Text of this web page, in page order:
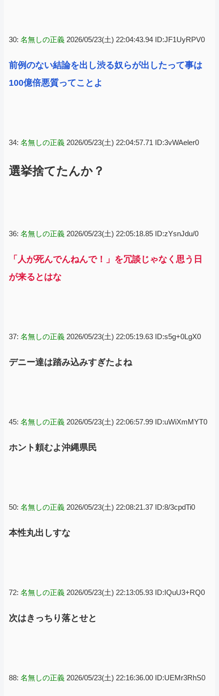
30: 名無しの正義 2026/05/23(土) 22:04:43.94 ID:JF1UyRPV0
前例のない結論を出し渋る奴らが出したって事は
100億倍悪質ってことよ
34: 名無しの正義 2026/05/23(土) 22:04:57.71 ID:3vWAeler0
選挙捨てたんか？
36: 名無しの正義 2026/05/23(土) 22:05:18.85 ID:zYsnJdu/0
「人が死んでんねんで！」を冗談じゃなく思う日
が来るとはな
37: 名無しの正義 2026/05/23(土) 22:05:19.63 ID:s5g+0LgX0
デニー達は踏み込みすぎたよね
45: 名無しの正義 2026/05/23(土) 22:06:57.99 ID:uWiXmMYT0
ホント頼むよ沖縄県民
50: 名無しの正義 2026/05/23(土) 22:08:21.37 ID:8/3cpdTi0
本性丸出しすな
72: 名無しの正義 2026/05/23(土) 22:13:05.93 ID:IQuU3+RQ0
次はきっちり落とせと
88: 名無しの正義 2026/05/23(土) 22:16:36.00 ID:UEMr3RhS0